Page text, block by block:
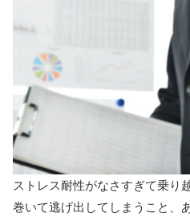
ストレス耐性がなさすぎて乗り
巻いて逃げ出してしまうこと、